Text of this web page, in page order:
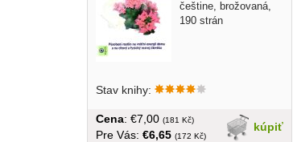
češtine, brožovaná,
190 strán
Stav knihy:
kúpiť
Cena: €7,00 (181 Kč)
Pre Vás: €6,65 (172 Kč)